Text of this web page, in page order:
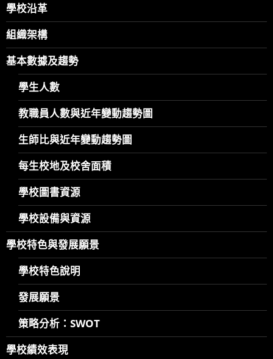
學校沿革
組織架構
基本數據及趨勢
學生人數
教職員人數與近年變動趨勢圖
生師比與近年變動趨勢圖
每生校地及校舍面積
學校圖書資源
學校設備與資源
學校特色與發展願景
學校特色說明
發展願景
策略分析：SWOT
學校績效表現